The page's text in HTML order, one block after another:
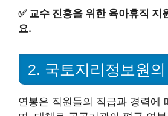
✅ 교수 진흥을 위한 육아휴직 지
요.
2. 국토지리정보원
연봉은 직원들의 직급과 경력에